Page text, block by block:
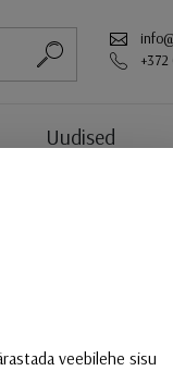
ALUSTA
Uudised
veebilehe sisu